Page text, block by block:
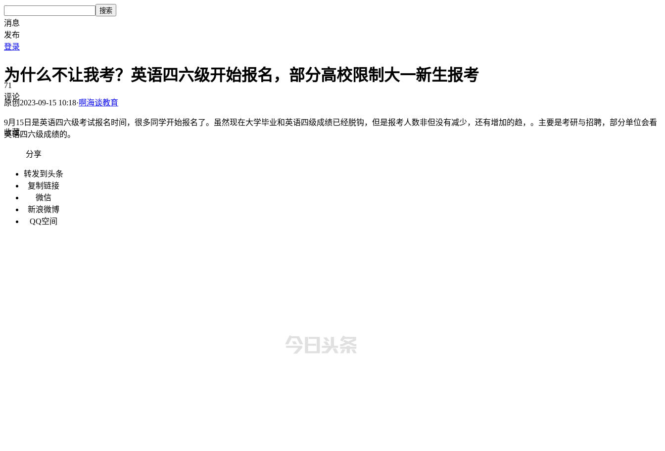
搜索
消息
发布
登录
71
评论
收藏
分享
转发到头条
复制链接
微信
新浪微博
QQ空间
为什么不让我考？英语四六级开始报名，部分高校限制大一新生报考
原创2023-09-15 10:18·啊海谈教育
9月15日是英语四六级考试报名时间，很多同学开始报名了。虽然现在大学毕业和英语四级成绩已经脱钩，但是报考人数非但没有减少，还有增加的趋，。主要是考研与招聘，部分单位会看
英语四六级成绩的。